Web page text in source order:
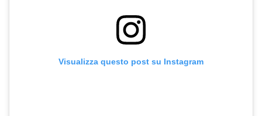
Visualizza questo post su Instagram